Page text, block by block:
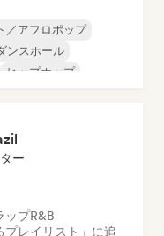
／アフロポップ
ンスホール
ヒップホップ
ー
ップR&B
レイリスト」に追